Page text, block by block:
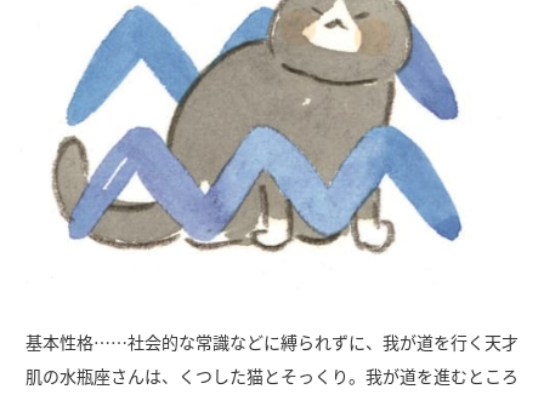
基本性格……社会的な常識などに縛られずに、我が道を行く天才
肌の水瓶座さんは、くつした猫とそっくり。我が道を進むところ